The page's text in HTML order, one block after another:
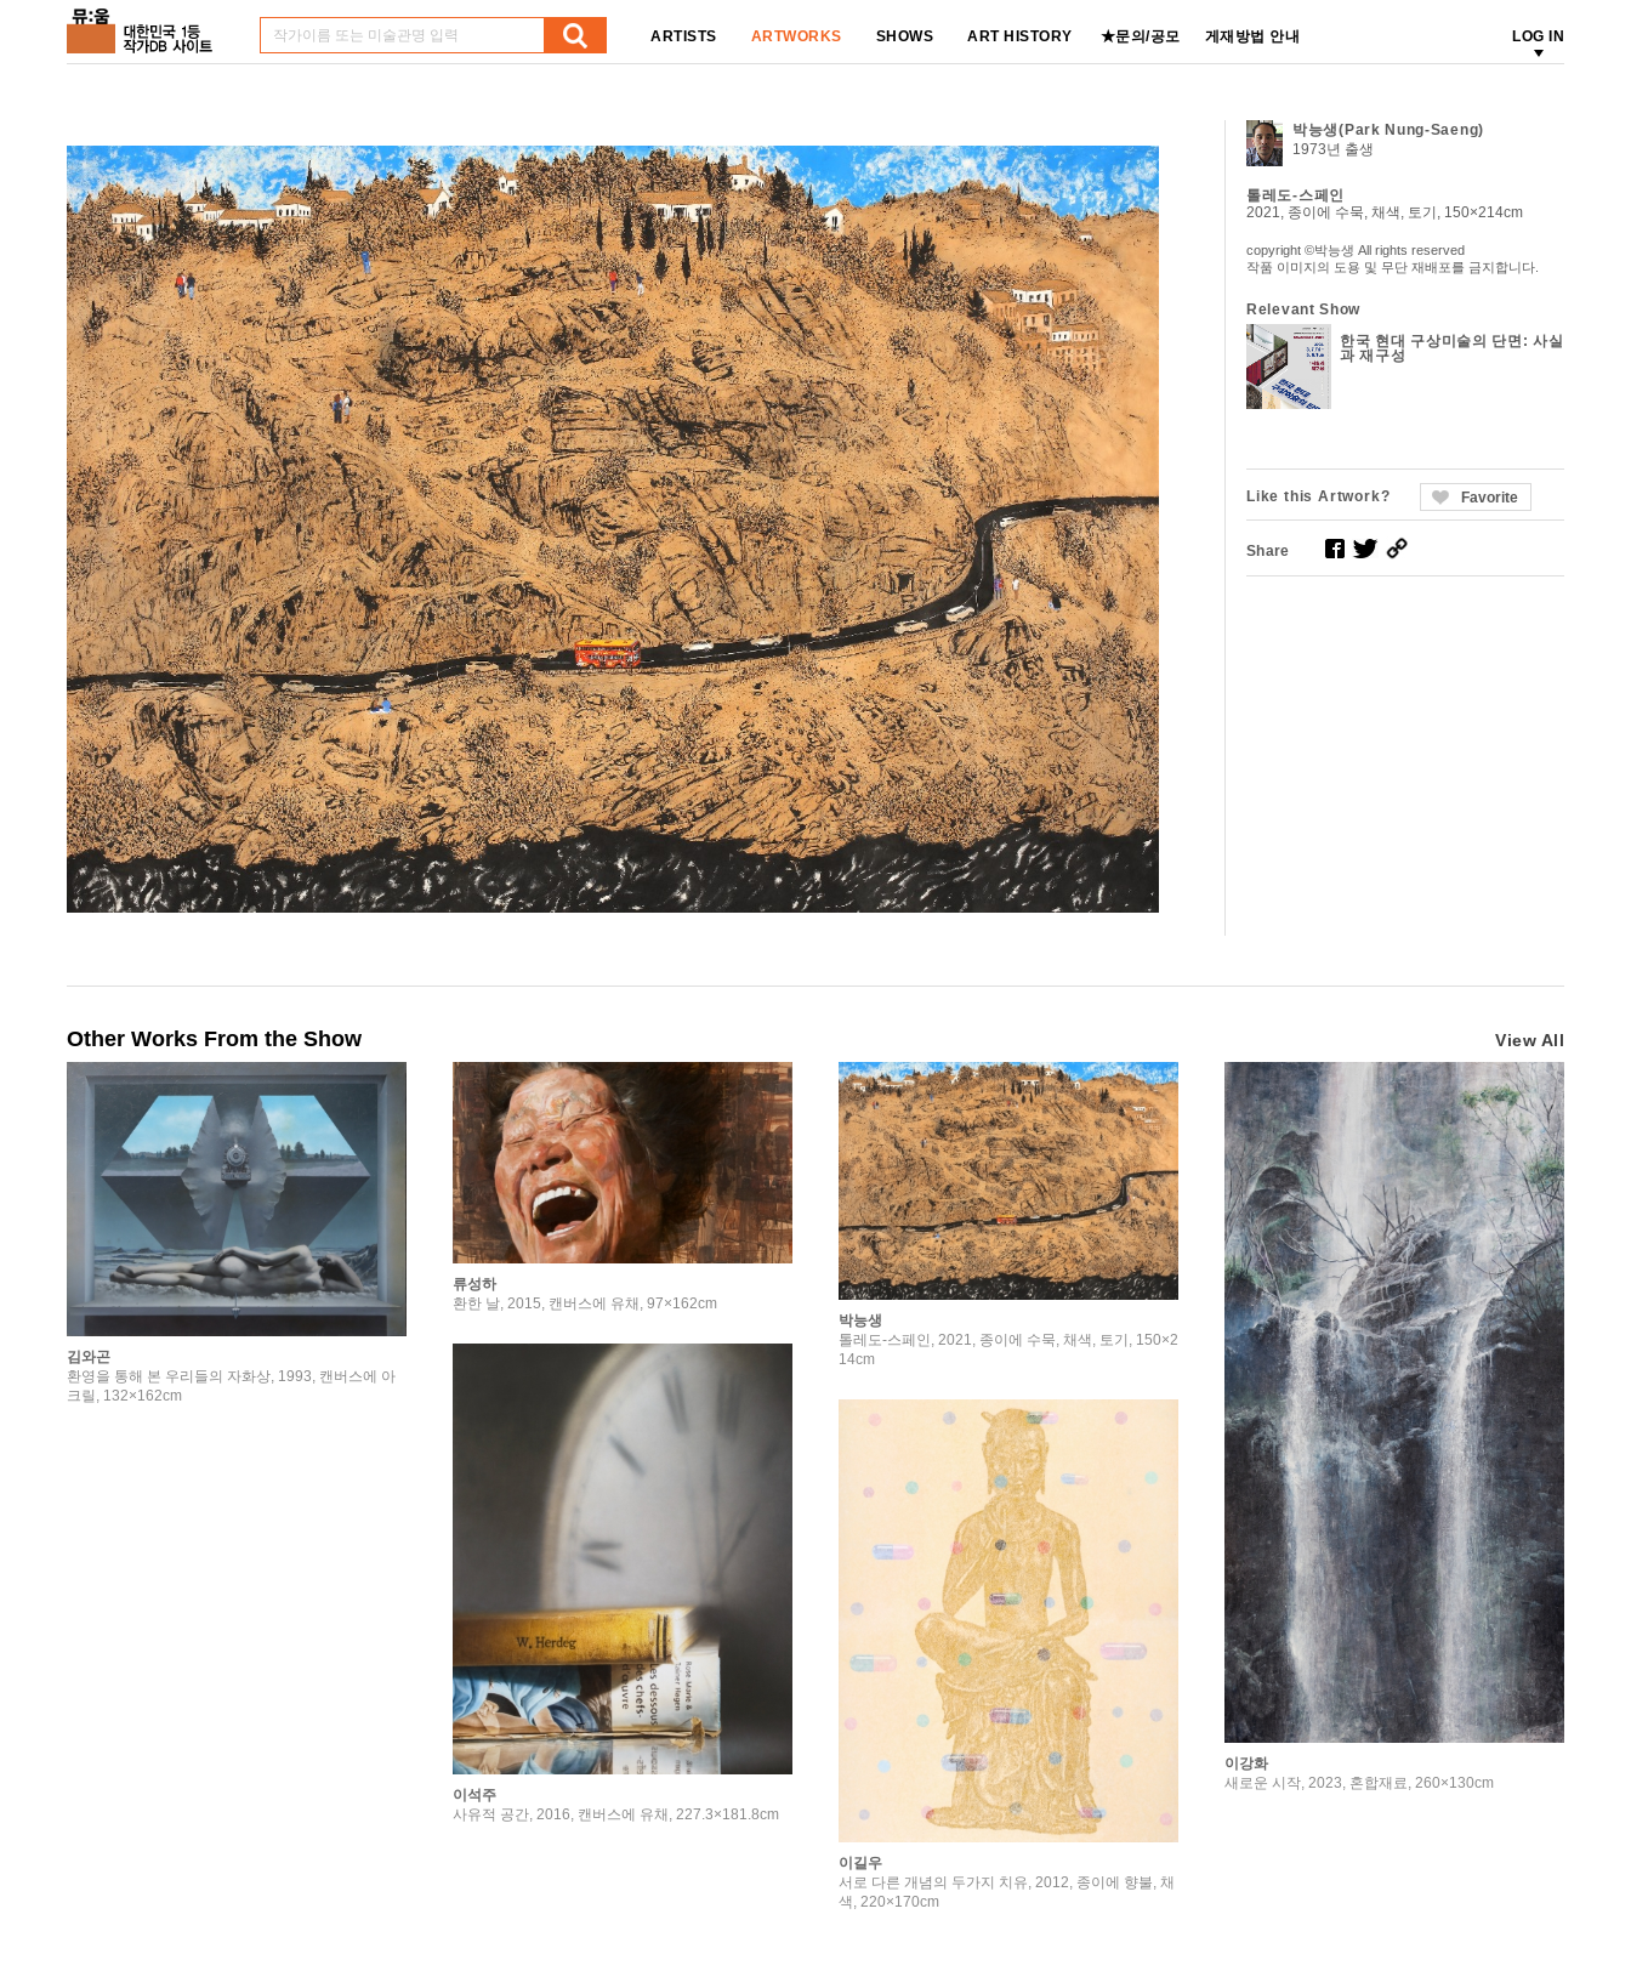
ARTISTS ARTWORKS SHOWS ART HISTORY ★문의/공모 게재방법 안내 LOG IN
박능생(Park Nung-Saeng)
1973년 출생
톨레도-스페인
2021, 종이에 수묵, 채색, 토기, 150×214cm
copyright ©박능생 All rights reserved
작품 이미지의 도용 및 무단 재배포를 금지합니다.
Relevant Show
한국 현대 구상미술의 단면: 사실
과 재구성
Like this Artwork? Favorite
Share
Other Works From the Show View All
김와곤
환영을 통해 본 우리들의 자화상, 1993, 캔버스에 아
크릴, 132×162cm
류성하
환한 날, 2015, 캔버스에 유채, 97×162cm
박능생
톨레도-스페인, 2021, 종이에 수묵, 채색, 토기, 150×2
14cm
이강화
새로운 시작, 2023, 혼합재료, 260×130cm
이석주
사유적 공간, 2016, 캔버스에 유채, 227.3×181.8cm
이길우
서로 다른 개념의 두가지 치유, 2012, 종이에 향불, 채
색, 220×170cm